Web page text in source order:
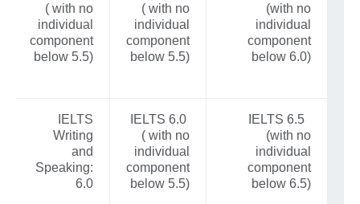
(with no
individual
component
below 6.0)
( with no
individual
component
below 5.5)
( with no
individual
component
below 5.5)
IELTS 6.5
(with no
individual
component
below 6.5)
IELTS 6.0
( with no
individual
component
below 5.5)
IELTS
Writing
and
Speaking:
6.0